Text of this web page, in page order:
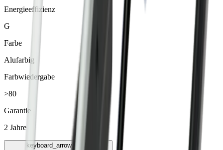
Energieeffizienz
G
Farbe
Alufarbig
Farbwiedergabe
>80
Garantie
2 Jahre
keyboard_arrow_down